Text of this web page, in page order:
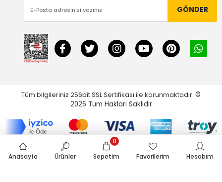
GÖNDER
Tüm bilgileriniz 256bit SSL Sertifikası ile korunmaktadır. ©
2026 Tüm Hakları Saklıdır
Anasayfa Ürünler Sepetim
0
Favorilerim
Hesabım